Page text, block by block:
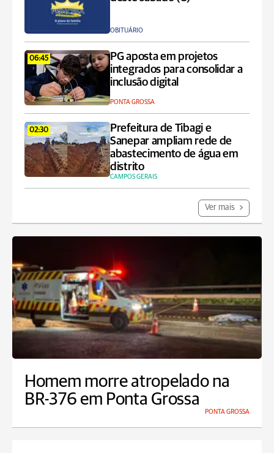
OBITUÁRIO
06:45
PG aposta em projetos
integrados para consolidar a
inclusão digital
PONTA GROSSA
02:30
Prefeitura de Tibagi e
Sanepar ampliam rede de
abastecimento de água em
distrito
CAMPOS GERAIS
Ver mais
Homem morre atropelado na
BR-376 em Ponta Grossa
PONTA GROSSA